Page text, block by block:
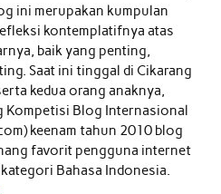
ini merupakan kumpulan
kontemplatifnya atas
baik yang penting,
Saat ini tinggal di Cikarang
kedua orang anaknya,
Kompetisi Blog Internasional
keenam tahun 2010 blog
favorit pengguna internet
Bahasa Indonesia.